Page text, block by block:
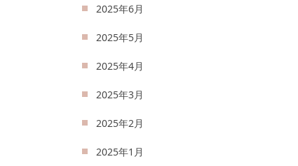
2025年6月
2025年5月
2025年4月
2025年3月
2025年2月
2025年1月